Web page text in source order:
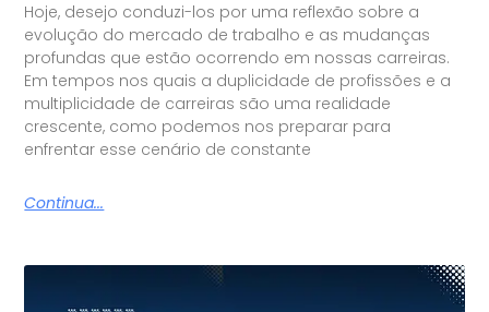
Hoje, desejo conduzi-los por uma reflexão sobre a
evolução do mercado de trabalho e as mudanças
profundas que estão ocorrendo em nossas carreiras.
Em tempos nos quais a duplicidade de profissões e a
multiplicidade de carreiras são uma realidade
crescente, como podemos nos preparar para
enfrentar esse cenário de constante
Continua...